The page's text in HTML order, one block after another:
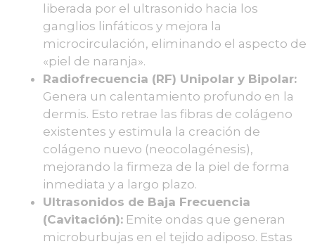
liberada por el ultrasonido hacia los
ganglios linfáticos y mejora la
microcirculación, eliminando el aspecto de
«piel de naranja».
Radiofrecuencia (RF) Unipolar y Bipolar:
Genera un calentamiento profundo en la
dermis. Esto retrae las fibras de colágeno
existentes y estimula la creación de
colágeno nuevo (neocolagénesis),
mejorando la firmeza de la piel de forma
inmediata y a largo plazo.
Ultrasonidos de Baja Frecuencia
(Cavitación): Emite ondas que generan
microburbujas en el tejido adiposo. Estas